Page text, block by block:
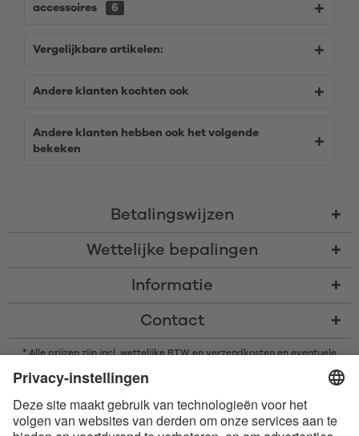
accessoires 6
Vergelijkbare artikelen:
Andere klanten kochten ook
Andere klanten hebben ook het volgende
bekeken
Betalingswijzen
Wettelijke bepalingen
Informatie
Contact
* Alle prijzen zijn incl. wettelijke BTW en verzendkosten en eventuele
rembourskosten, indien niet anders beschreven
handelsmerken van Bluetooth SIG, Inc. en elk gebruik van dergelijke